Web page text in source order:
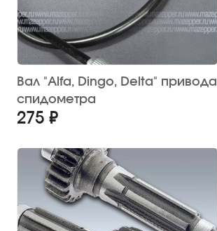
Вал "Alfa, Dingo, Delta" привода
спидометра
275 ₽